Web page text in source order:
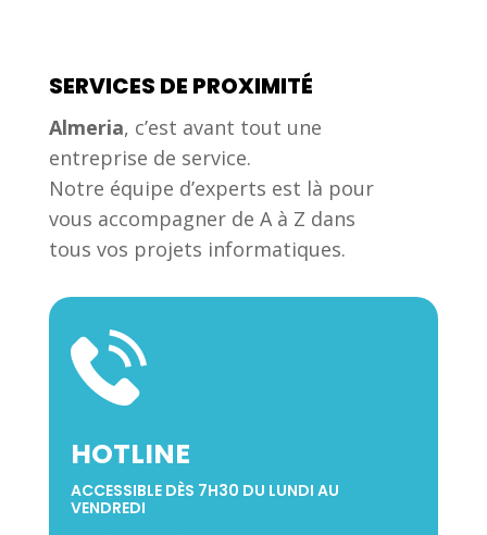
SERVICES DE PROXIMITÉ
Almeria, c’est avant tout une
entreprise de service.
Notre équipe d’experts est là pour
vous accompagner de A à Z dans
tous vos projets informatiques.
HOTLINE
ACCESSIBLE DÈS 7H30 DU LUNDI AU
VENDREDI